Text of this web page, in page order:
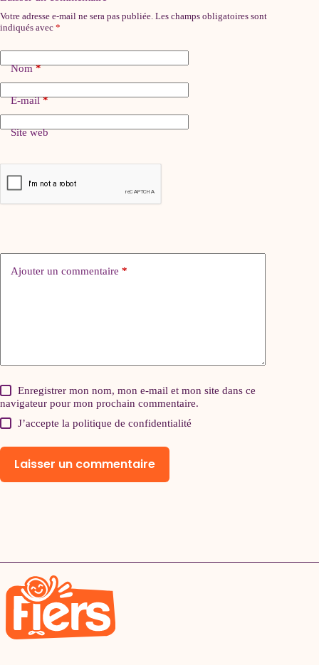
Votre adresse e-mail ne sera pas publiée. Les champs obligatoires sont
indiqués avec *
Nom*
E-mail*
Site web
Ajouter un commentaire *
Enregistrer mon nom, mon e-mail et mon site dans ce
navigateur pour mon prochain commentaire.
J’accepte lapolitique de confidentialité
Laisser un commentaire